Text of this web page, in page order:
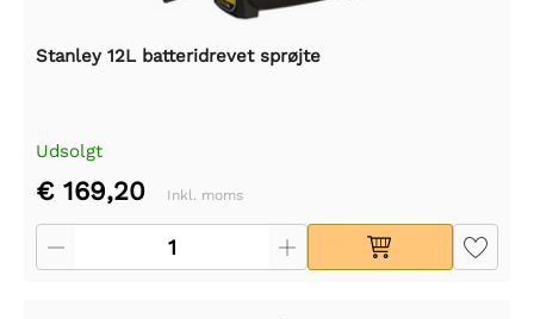
Stanley 12L batteridrevet sprøjte
Udsolgt
€ 169,20 Inkl. moms